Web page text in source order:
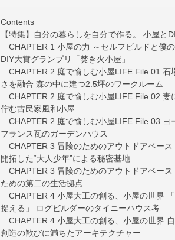
Contents
【特集】自分の暮らしを自分で作る。 小屋と
CHAPTER 1 小屋の力 ～セルフビルドと僕
DIY大賞グランプリ「焚き火小屋」
CHAPTER 2 庭で愉しむ小屋LIFE File 01 石
さを融合 森の中に建つ2.5坪のワークルーム
CHAPTER 2 庭で愉しむ小屋LIFE File 02 妻
佇む古民家風和小屋
CHAPTER 2 庭で愉しむ小屋LIFE File 03 ヨ
フランス瓦のガーデンハウス
CHAPTER 3 冒険のためのアウトドアベース
開拓した“大人少年”による秘密基地
CHAPTER 3 冒険のためのアウトドアベース
ための第二の生活拠点
CHAPTER 4 小屋大工の創る、小屋の世界
捉える」 ログビルダーのタイニーハウス考
CHAPTER 4 小屋大工の創る、小屋の世界
創造の歓びに満ちたアーキテクチャー